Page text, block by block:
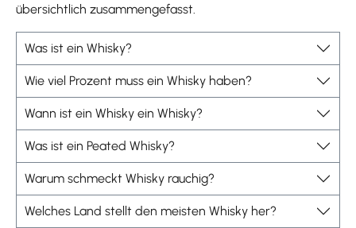
übersichtlich zusammengefasst.
Was ist ein Whisky?
Wie viel Prozent muss ein Whisky haben?
Wann ist ein Whisky ein Whisky?
Was ist ein Peated Whisky?
Warum schmeckt Whisky rauchig?
Welches Land stellt den meisten Whisky her?